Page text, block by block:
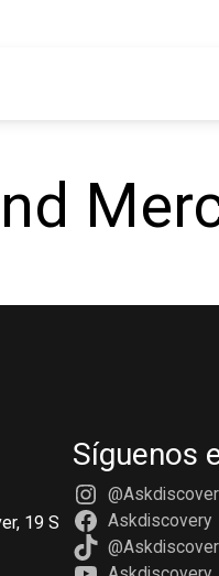
19 S
Síguenos
Askdiscovery